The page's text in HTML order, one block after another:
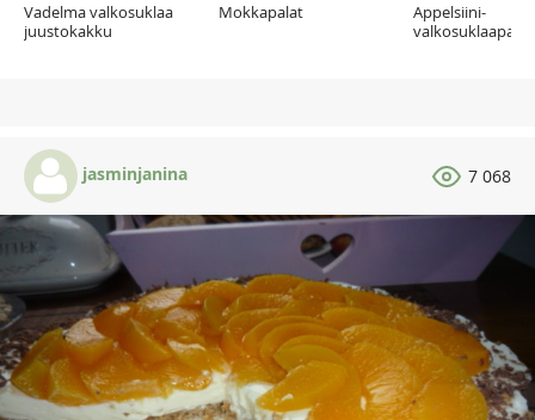
Vadelma valkosuklaa
juustokakku
Mokkapalat
Appelsiini-
jasminjanina 7 068